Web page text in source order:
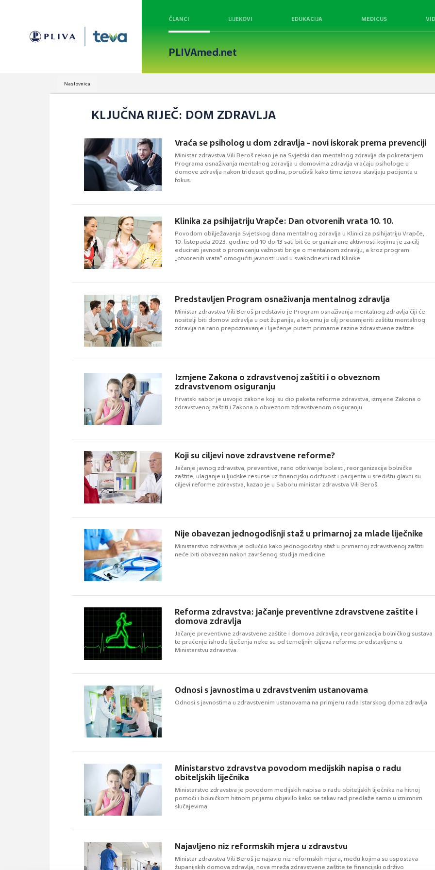
ČLANCI LIJEKOVI EDUKACIJA MEDICUS
PLIVAmed.net
Naslovnica
KLJUČNA RIJEČ: DOM ZDRAVLJA
Vraća se psiholog u dom zdravlja - novi iskorak prema prevenciji
Ministar zdravstva Vili Beroš rekao je na Svjetski dan mentalnog zdravlja da pokretanjem
Programa osnaživanja mentalnog zdravlja u domovima zdravlja vraćaju psihologe u
domove zdravlja nakon trideset godina, poručivši kako time iznova stavljaju pacijenta u
fokus.
Klinika za psihijatriju Vrapče: Dan otvorenih vrata 10. 10.
Povodom obilježavanja Svjetskog dana mentalnog zdravlja u Klinici za psihijatriju Vrapče,
10. listopada 2023. godine od 10 do 13 sati bit će organizirane aktivnosti kojima je za cilj
educirati javnost o promicanju važnosti brige o mentalnom zdravlju, a kroz program
„otvorenih vrata“ omogućiti javnosti uvid u svakodnevni rad Klinike.
Predstavljen Program osnaživanja mentalnog zdravlja
Ministar zdravstva Vili Beroš predstavio je Program osnaživanja mentalnog zdravlja čiji će
nositelji biti domovi zdravlja u pet županija, a kojemu je cilj preusmjeriti zaštitu mentalnog
zdravlja na rano prepoznavanje i liječenje putem primarne razine zdravstvene zaštite.
Izmjene Zakona o zdravstvenoj zaštiti i o obveznom
zdravstvenom osiguranju
Hrvatski sabor je usvojio zakone koji su dio paketa reforme zdravstva, izmjene Zakona o
zdravstvenoj zaštiti i Zakona o obveznom zdravstvenom osiguranju.
Koji su ciljevi nove zdravstvene reforme?
Jačanje javnog zdravstva, preventive, rano otkrivanje bolesti, reorganizacija bolničke
zaštite, ulaganje u ljudske resurse uz financijsku održivost i pacijenta u središtu glavni su
ciljevi reforme zdravstva, kazao je u Saboru ministar zdravstva Vili Beroš.
Nije obavezan jednogodišnji staž u primarnoj za mlade liječnike
Ministarstvo zdravstva je odlučilo kako jednogodišnji staž u primarnoj zdravstvenoj zaštiti
neće biti obavezan nakon završenog studija medicine.
Reforma zdravstva: jačanje preventivne zdravstvene zaštite i
domova zdravlja
Jačanje preventivne zdravstvene zaštite i domova zdravlja, reorganizacija bolničkog sustava
te praćenje ishoda liječenja neke su od temeljnih ciljeva reforme predstavljene u
Ministarstvu zdravstva.
Odnosi s javnostima u zdravstvenim ustanovama
Odnosi s javnostima u zdravstvenim ustanovama na primjeru rada Istarskog doma zdravlja
Ministarstvo zdravstva povodom medijskih napisa o radu
obiteljskih liječnika
Ministarstvo zdravstva je povodom medijskih napisa o radu obiteljskih liječnika na hitnoj
pomoći i bolničkom hitnom prijamu objavilo kako se takav rad predlaže samo u iznimnim
slučajevima.
Najavljeno niz reformskih mjera u zdravstvu
Ministar zdravstva Vili Beroš je najavio niz reformskih mjera, među kojima su uspostava
županijskih domova zdravlja, nova mreža zdravstvene zaštite te financijski održivo